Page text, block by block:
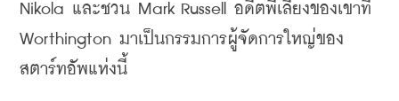
Nikola และชวน Mark Russell อดีตพี่เลี้ยงของเขาที่
Worthington มาเป็นกรรมการผู้จัดการใหญ่ของ
สตาร์ทอัพแห่งนี้